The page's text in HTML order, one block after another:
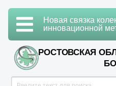
РОСТОВСКАЯ
Новая связка
инновационной